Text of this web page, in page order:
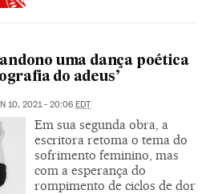
uma dança poética
do adeus’
10, 2021 - 20:06 EDT
Em sua segunda obra, a
escritora retoma o tema do
sofrimento feminino, mas
com a esperança do
rompimento de ciclos de dor